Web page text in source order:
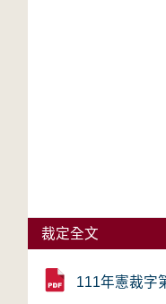
裁定全文
111年憲裁字